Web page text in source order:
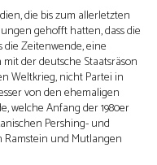
die bis zum allerletzten
gehofft hatten, dass die
die Zeitenwende, eine
der deutsche Staatsräson
Weltkrieg, nicht Partei in
von den ehemaligen
welche Anfang der 1980er
Pershing- und
und Mutlangen